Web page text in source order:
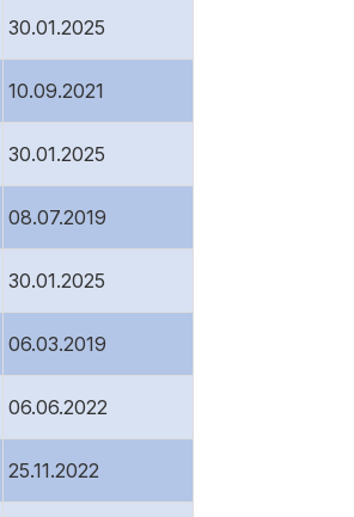
30.01.2025
10.09.2021
30.01.2025
08.07.2019
30.01.2025
06.03.2019
06.06.2022
25.11.2022